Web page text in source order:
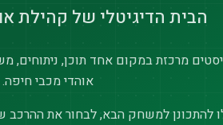
הבית הדיגיטלי של קהילת
מרכזת במקום אחד תוכן, ניתוחים,
אוהדי מכבי חיפה.
להתכונן למשחק הבא, לבחור את